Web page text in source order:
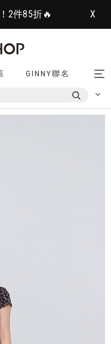
2件85折🔥 X
GINNY聯名